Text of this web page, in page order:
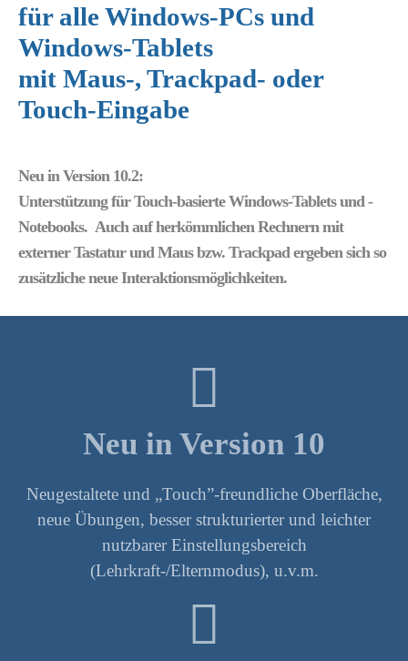
für alle Windows-PCs und
Windows-Tablets
mit Maus-, Trackpad- oder
Touch-Eingabe
Neu in Version 10.2:
Unterstützung für Touch-basierte Windows-Tablets und -
Notebooks. Auch auf herkömmlichen Rechnern mit
externer Tastatur und Maus bzw. Trackpad ergeben sich so
zusätzliche neue Interaktionsmöglichkeiten.
Neu in Version 10
Neugestaltete und „Touch”-freundliche Oberfläche,
neue Übungen, besser strukturierter und leichter
nutzbarer Einstellungsbereich
(Lehrkraft-/Elternmodus), u.v.m.